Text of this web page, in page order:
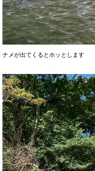
ナメが出てくるとホッとします